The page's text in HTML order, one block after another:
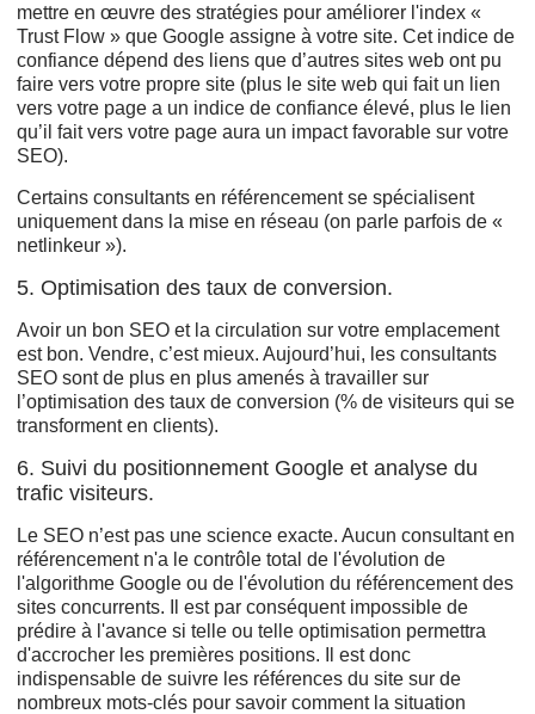
mettre en œuvre des stratégies pour améliorer l'index «
Trust Flow » que Google assigne à votre site. Cet indice de
confiance dépend des liens que d’autres sites web ont pu
faire vers votre propre site (plus le site web qui fait un lien
vers votre page a un indice de confiance élevé, plus le lien
qu’il fait vers votre page aura un impact favorable sur votre
SEO).
Certains consultants en référencement se spécialisent
uniquement dans la mise en réseau (on parle parfois de «
netlinkeur »).
5. Optimisation des taux de conversion.
Avoir un bon SEO et la circulation sur votre emplacement
est bon. Vendre, c’est mieux. Aujourd’hui, les consultants
SEO sont de plus en plus amenés à travailler sur
l’optimisation des taux de conversion (% de visiteurs qui se
transforment en clients).
6. Suivi du positionnement Google et analyse du
trafic visiteurs.
Le SEO n’est pas une science exacte. Aucun consultant en
référencement n'a le contrôle total de l'évolution de
l'algorithme Google ou de l'évolution du référencement des
sites concurrents. Il est par conséquent impossible de
prédire à l'avance si telle ou telle optimisation permettra
d'accrocher les premières positions. Il est donc
indispensable de suivre les références du site sur de
nombreux mots-clés pour savoir comment la situation